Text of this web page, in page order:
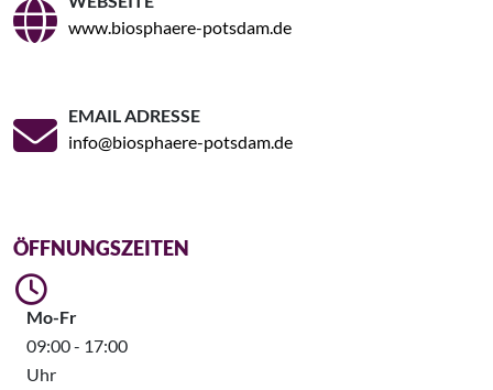
www.biosphaere-potsdam.de
EMAIL ADRESSE
info@biosphaere-potsdam.de
ÖFFNUNGSZEITEN
Mo-Fr
09:00 - 17:00
Uhr